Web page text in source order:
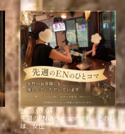
2026.08.04
先週のENのひとコマです。 この日
は、女性…